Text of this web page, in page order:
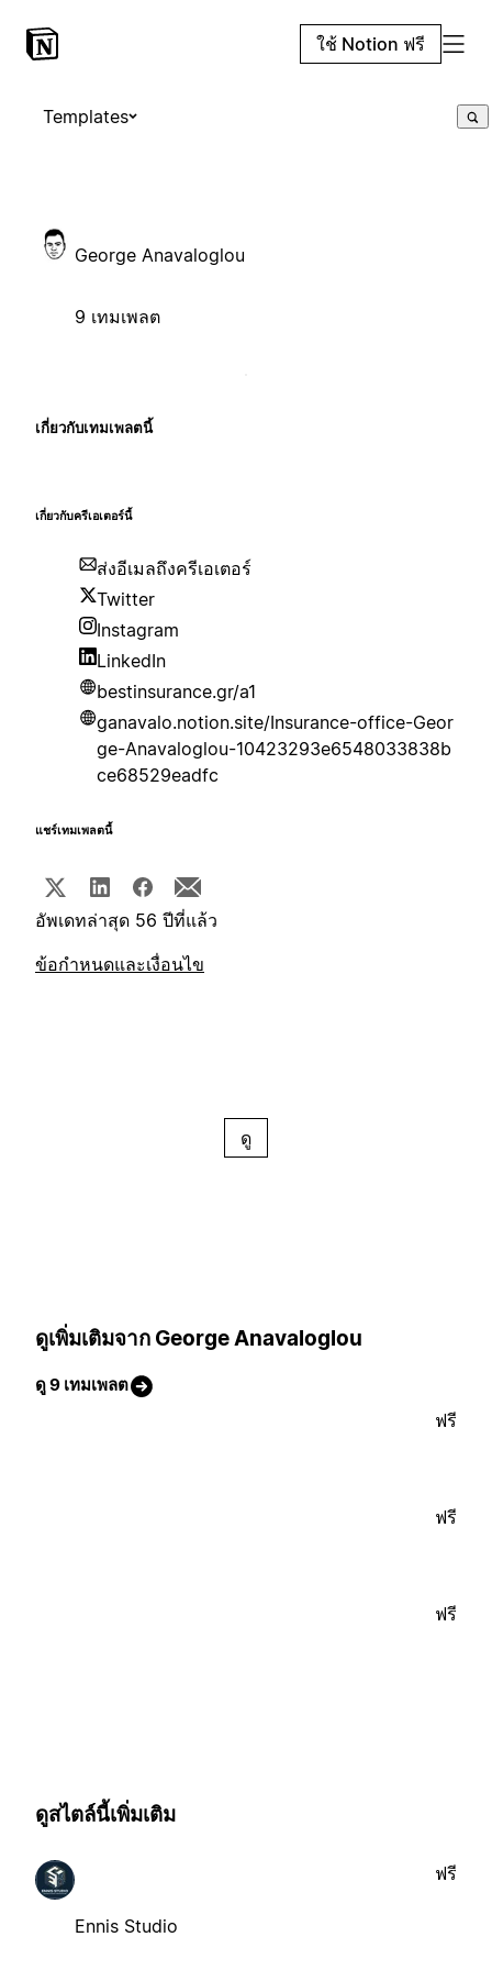
ใช้ Notion ฟรี
Templates
George Anavaloglou
9 เทมเพลต
เกี่ยวกับเทมเพลตนี้
เกี่ยวกับครีเอเตอร์นี้
ส่งอีเมลถึงครีเอเตอร์
Twitter
Instagram
LinkedIn
bestinsurance.gr/a1
ganavalo.notion.site/Insurance-office-Geor
ge-Anavaloglou-10423293e6548033838b
ce68529eadfc
แชร์เทมเพลตนี้
อัพเดทล่าสุด 56 ปีที่แล้ว
ข้อกำหนดและเงื่อนไข
ดู
ดูเพิ่มเติมจาก George Anavaloglou
ดู 9 เทมเพลต
ฟรี
ฟรี
ฟรี
ดูสไตล์นี้เพิ่มเติม
Ennis Studio
ฟรี